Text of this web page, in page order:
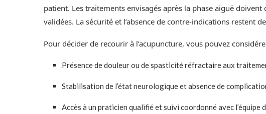
patient. Les traitements envisagés après la phase aiguë
validées. La sécurité et l’absence de contre-indications restent
Pour décider de recourir à l’acupuncture, vous pouvez
Présence de douleur ou de spasticité réfractaire aux
Stabilisation de l’état neurologique et absence de
Accès à un praticien qualifié et suivi coordonné avec l’équipe